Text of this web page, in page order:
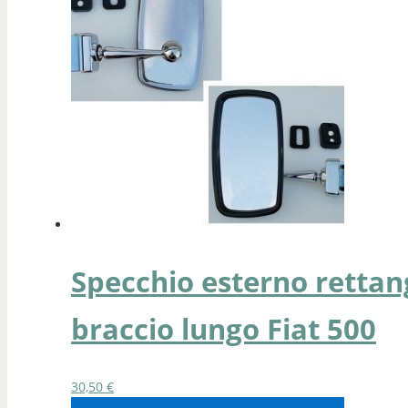
Specchio esterno
braccio lungo Fiat 500
30,50 €